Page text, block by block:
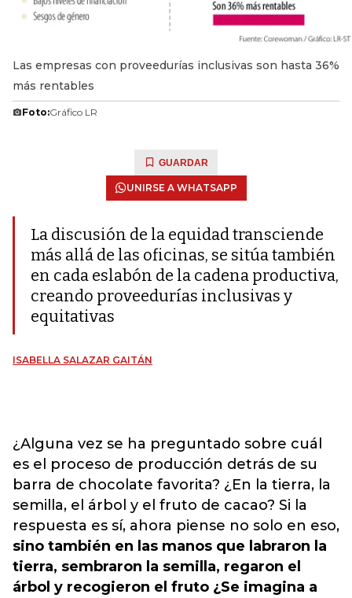
Las empresas con proveedurías inclusivas son hasta 36%
más rentables
Foto:Gráfico LR
GUARDAR
UNIRSE A WHATSAPP
La discusión de la equidad transciende
más allá de las oficinas, se sitúa también
en cada eslabón de la cadena productiva,
creando proveedurías inclusivas y
equitativas
ISABELLA SALAZAR GAITÁN
¿Alguna vez se ha preguntado sobre cuál
es el proceso de producción detrás de su
barra de chocolate favorita? ¿En la tierra, la
semilla, el árbol y el fruto de cacao? Si la
respuesta es sí, ahora piense no solo en eso,
sino también en las manos que labraron la
tierra, sembraron la semilla, regaron el
árbol y recogieron el fruto ¿Se imagina a